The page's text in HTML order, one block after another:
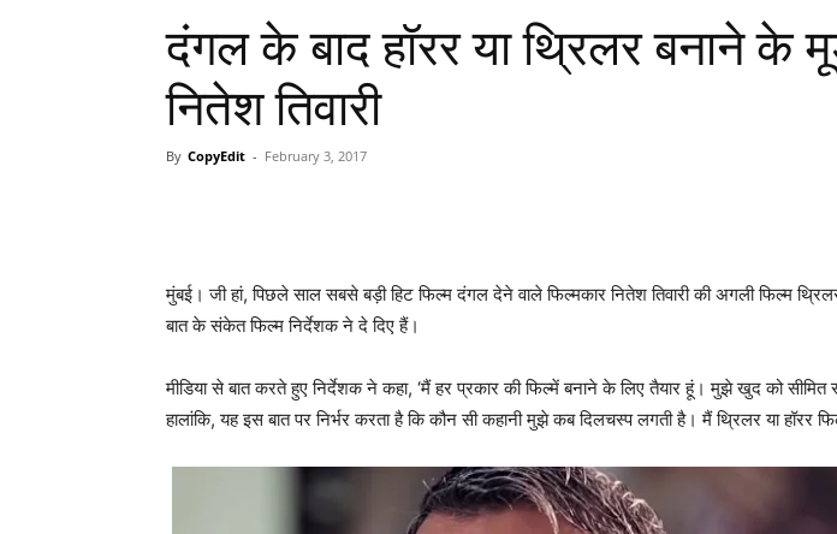
दंगल के बाद हॉरर या थ्रिलर बनाने के
नितेश तिवारी
By CopyEdit - February 3, 2017
मुंबई। जी हां, पिछले साल सबसे बड़ी हिट फिल्‍म दंगल देने वाले फिल्‍मकार नितेश तिवारी की अगली फिल्‍म
बात के संकेत फिल्‍म निर्देशक ने दे दिए हैं।
मीडिया से बात करते हुए निर्देशक ने कहा, ‘मैं हर प्रकार की फिल्में बनाने के लिए तैयार हूं। मुझे खुद को सीमित
हालांकि, यह इस बात पर निर्भर करता है कि कौन सी कहानी मुझे कब दिलचस्प लगती है। मैं थ्रिलर या हॉरर